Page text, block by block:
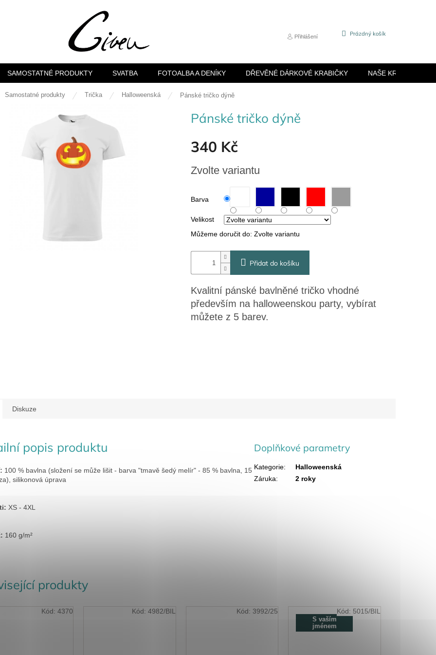
Přihlášení
NÁKUPNÍ
Prázdný košík
SAMOSTATNÉ PRODUKTY SVATBA FOTOALBA A DENÍKY DŘEVĚNÉ DÁRKOVÉ KRABIČKY NAŠE KRABIČKY
Samostatné produkty Trička Halloweenská Pánské tričko dýně
Pánské tričko dýně
340 Kč
cena:
Zvolte variantu
Barva
Velikost
Můžeme doručit do: Zvolte variantu
Přidat do košíku
Kvalitní pánské bavlněné tričko vhodné
především na halloweenskou party, vybírat
můžete z 5 barev.
produkty
Kód: 4370 Kód: 4982/BIL Kód: 3992/25
S vaším
jménem
Kód: 5015/BIL
Diskuze
popis produktu
100 % bavlna (složení se může lišit - barva "tmavě šedý melír" - 85 % bavlna, 15
silikonová úprava
XS - 4XL
160 g/m²
Doplňkové parametry
Kategorie:
Halloweenská
Záruka: 2 roky